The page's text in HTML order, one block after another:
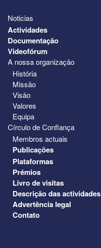
Noticias
Actividades
Documentação
Videofórum
A nossa organização
História
Missão
Visão
Valores
Equipa
Círculo de Confiança
Membros actuais
Publicações
Plataformas
Prémios
Livro de visitas
Descrição das actividades
Advertência legal
Contato